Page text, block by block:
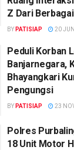
Z Dari
BY PATISIAP 20
Peduli Korban
Banjarnegara,
Bhayangkari
Pengungsi
BY PATISIAP 23
Polres
18 Unit Motor